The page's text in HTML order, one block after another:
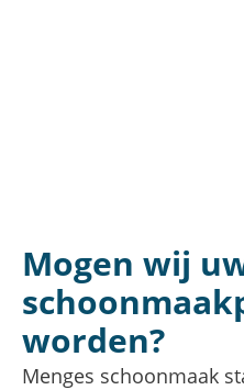
Mogen wij
worden?
Menges schoonmaak